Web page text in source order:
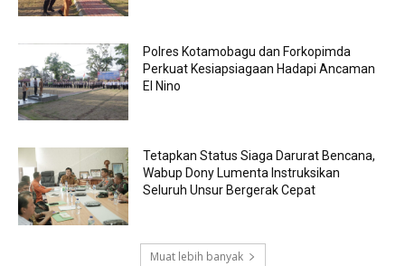
Polres Kotamobagu dan Forkopimda
Perkuat Kesiapsiagaan Hadapi Ancaman
El Nino
Tetapkan Status Siaga Darurat Bencana,
Wabup Dony Lumenta Instruksikan
Seluruh Unsur Bergerak Cepat
Muat lebih banyak